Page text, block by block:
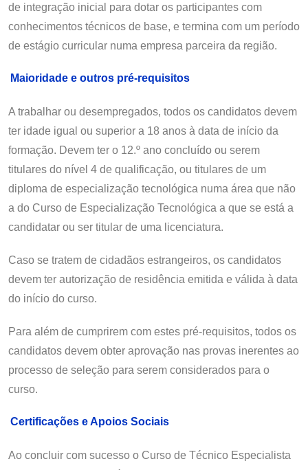
de integração inicial para dotar os participantes com
conhecimentos técnicos de base, e termina com um período
de estágio curricular numa empresa parceira da região.
Maioridade e outros pré-requisitos
A trabalhar ou desempregados, todos os candidatos devem
ter idade igual ou superior a 18 anos à data de início da
formação. Devem ter o 12.º ano concluído ou serem
titulares do nível 4 de qualificação, ou titulares de um
diploma de especialização tecnológica numa área que não
a do Curso de Especialização Tecnológica a que se está a
candidatar ou ser titular de uma licenciatura.
Caso se tratem de cidadãos estrangeiros, os candidatos
devem ter autorização de residência emitida e válida à data
do início do curso.
Para além de cumprirem com estes pré-requisitos, todos os
candidatos devem obter aprovação nas provas inerentes ao
processo de seleção para serem considerados para o
curso.
Certificações e Apoios Sociais
Ao concluir com sucesso o Curso de Técnico Especialista